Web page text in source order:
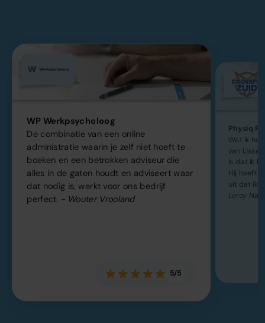
WP Werkpsycholoog
De combinatie van een online
administratie waarin je zelf niet hoeft te
boeken en een betrokken adviseur die
alles in de gaten houdt en adviseert waar
dat nodig is, werkt voor ons bedrijf
perfect. - Wouter Vrooland
5/5
Physiq
Wat ik
van
is dat ik
Hij heeft
uit dat ik
Leroy